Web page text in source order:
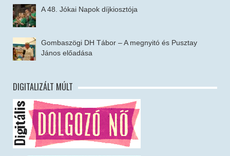
A 48. Jókai Napok díjkiosztója
Gombaszögi DH Tábor – A megnyitó és Pusztay
János előadása
DIGITALIZÁLT MÚLT